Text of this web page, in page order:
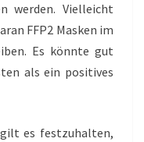
werden. Vielleicht
FFP2 Masken im
Es könnte gut
als ein positives
es festzuhalten,